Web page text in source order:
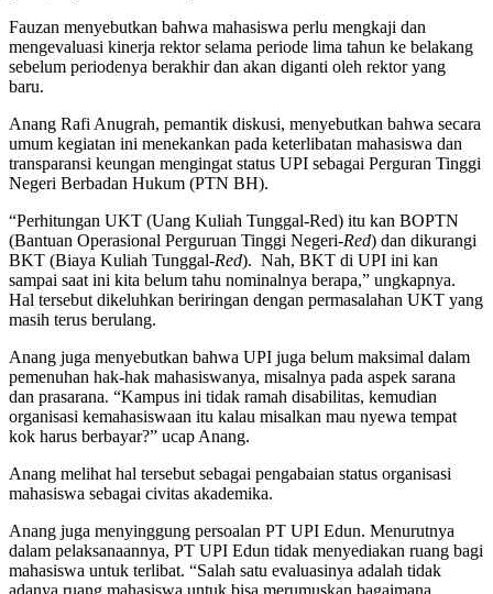
Fauzan menyebutkan bahwa mahasiswa perlu mengkaji dan
mengevaluasi kinerja rektor selama periode lima tahun ke belakang
sebelum periodenya berakhir dan akan diganti oleh rektor yang
baru.
Anang Rafi Anugrah, pemantik diskusi, menyebutkan bahwa secara
umum kegiatan ini menekankan pada keterlibatan mahasiswa dan
transparansi keungan mengingat status UPI sebagai Perguran Tinggi
Negeri Berbadan Hukum (PTN BH).
“Perhitungan UKT (Uang Kuliah Tunggal-Red) itu kan BOPTN
(Bantuan Operasional Perguruan Tinggi Negeri-Red) dan dikurangi
BKT (Biaya Kuliah Tunggal-Red). Nah, BKT di UPI ini kan
sampai saat ini kita belum tahu nominalnya berapa,” ungkapnya.
Hal tersebut dikeluhkan beriringan dengan permasalahan UKT yang
masih terus berulang.
Anang juga menyebutkan bahwa UPI juga belum maksimal dalam
pemenuhan hak-hak mahasiswanya, misalnya pada aspek sarana
dan prasarana. “Kampus ini tidak ramah disabilitas, kemudian
organisasi kemahasiswaan itu kalau misalkan mau nyewa tempat
kok harus berbayar?” ucap Anang.
Anang melihat hal tersebut sebagai pengabaian status organisasi
mahasiswa sebagai civitas akademika.
Anang juga menyinggung persoalan PT UPI Edun. Menurutnya
dalam pelaksanaannya, PT UPI Edun tidak menyediakan ruang bagi
mahasiswa untuk terlibat. “Salah satu evaluasinya adalah tidak
adanya ruang mahasiswa untuk bisa merumuskan bagaimana